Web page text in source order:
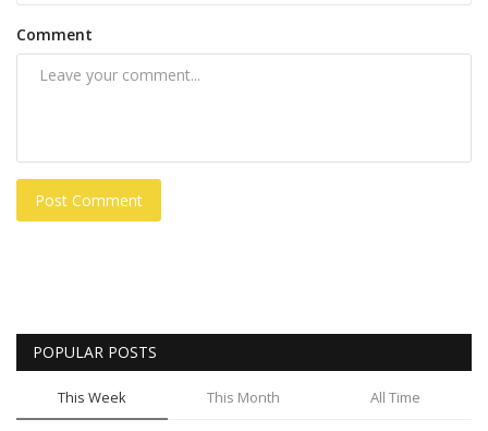
Comment
Post Comment
POPULAR POSTS
This Week This Month All Time